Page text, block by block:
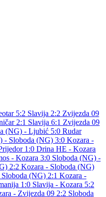
5:2 Slavija 2:2 Zvijezda 09
2:1 Slavija 6:1 Zvijezda 09
(NG) - Ljubić 5:0 Rudar
- Sloboda (NG) 3:0 Kozara -
1:0 Drina HE - Kozara
- Kozara 3:0 Sloboda (NG) -
2:2 Kozara - Sloboda (NG)
Sloboda (NG) 2:1 Kozara -
1:0 Slavija - Kozara 5:2
- Zvijezda 09 2:2 Sloboda